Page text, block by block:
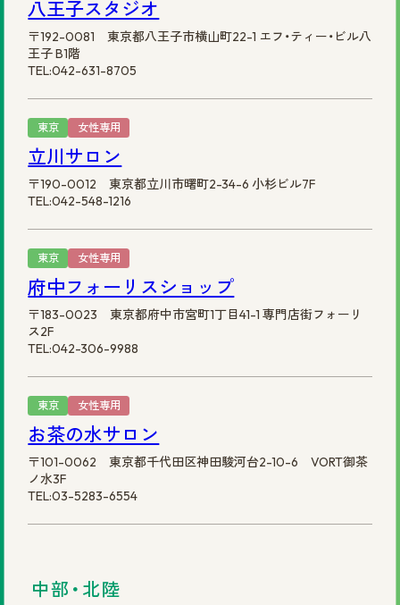
八王子スタジオ
〒192-0081 東京都八王子市横山町22-1 エフ・ティー・ビル八
王子 B1階
TEL:042-631-8705
東京 女性専用
立川サロン
〒190-0012 東京都立川市曙町2-34-6 小杉ビル7F
TEL:042-548-1216
東京 女性専用
府中フォーリスショップ
〒183-0023 東京都府中市宮町1丁目41-1 専門店街フォーリ
ス2F
TEL:042-306-9988
東京 女性専用
お茶の水サロン
〒101-0062 東京都千代田区神田駿河台2-10-6 VORT御茶
ノ水3F
TEL:03-5283-6554
中部・北陸